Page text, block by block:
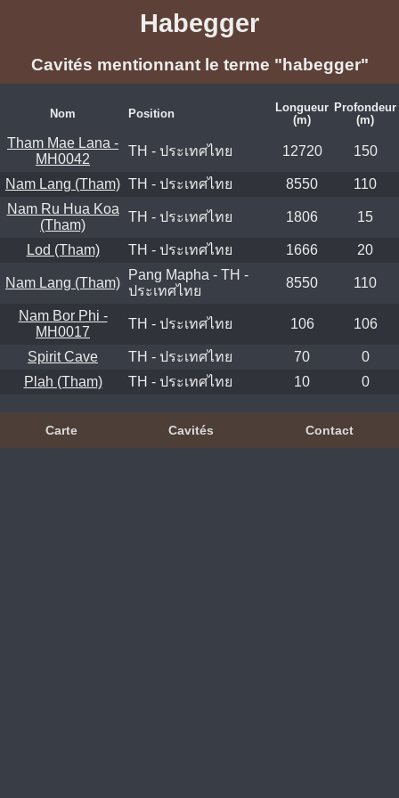
Habegger
Cavités mentionnant le terme "habegger"
Nom Position
Longueur
(m)
Profondeur
(m)
Tham Mae Lana -
MH0042
TH - ประเทศไทย 12720 150
Nam Lang (Tham) TH - ประเทศไทย 8550
110
Nam Ru Hua Koa
(Tham)
TH - ประเทศไทย 1806 15
Lod (Tham) TH - ประเทศไทย 1666 20
Nam Lang (Tham)
Pang Mapha - TH -
ประเทศไทย
8550 110
Nam Bor Phi -
MH0017
TH - ประเทศไทย 106 106
Spirit Cave TH - ประเทศไทย 70
0
Plah (Tham)
TH - ประเทศไทย 10 0
Carte Cavités Contact